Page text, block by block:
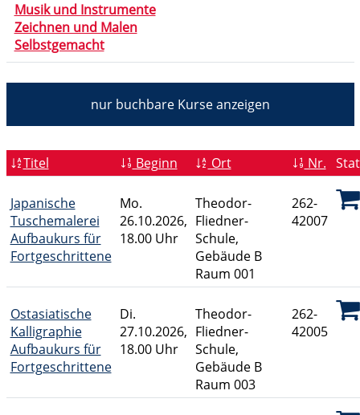
Musik und Instrumente
Zeichnen und Malen
Selbstgemacht
nur buchbareKurse anzeigen
Titel Beginn Ort Nr.
Japanische
Tuschemalerei
Aufbaukurs für
Fortgeschrittene
Mo.
26.10.2026,
18.00 Uhr
Theodor-
Fliedner-
Schule,
Gebäude B
Raum 001
262-
42007
Ostasiatische
Kalligraphie
Aufbaukurs für
Fortgeschrittene
Di.
27.10.2026,
18.00 Uhr
Theodor-
Fliedner-
Schule,
Gebäude B
Raum 003
262-
42005